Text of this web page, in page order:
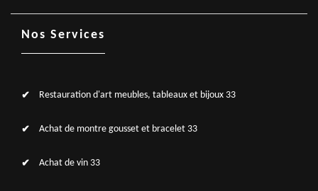
Nos Services
Restauration d'art meubles, tableaux et bijoux 33
Achat de montre gousset et bracelet 33
Achat de vin 33